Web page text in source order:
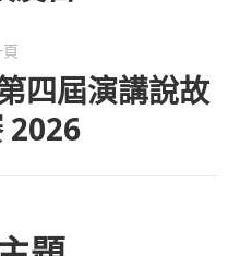
四屆演講說故
2026